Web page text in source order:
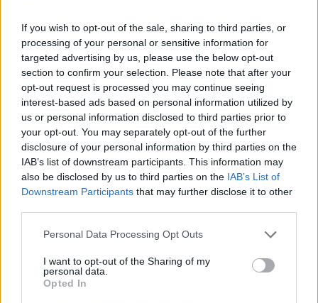
If you wish to opt-out of the sale, sharing to third parties, or
processing of your personal or sensitive information for
targeted advertising by us, please use the below opt-out
section to confirm your selection. Please note that after your
opt-out request is processed you may continue seeing
interest-based ads based on personal information utilized by
us or personal information disclosed to third parties prior to
your opt-out. You may separately opt-out of the further
disclosure of your personal information by third parties on the
IAB’s list of downstream participants. This information may
also be disclosed by us to third parties on the IAB’s List of
Downstream Participants that may further disclose it to other
Personal Data Processing Opt Outs
I want to opt-out of the Sharing of my
personal data.
Opted In
Πριν 19 ημέρες
Το Κέντρο Καλαγκιά Α. Βασιλείας συμπληρώνει
10 χρόνια και προσφέρει δωρεάν αξιολογήσεις